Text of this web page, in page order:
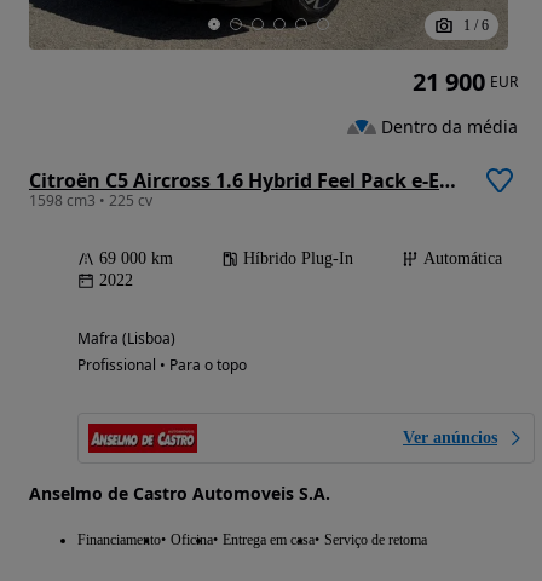
1 / 6
Citroën C5 Aircross 1.6 Hybrid Feel Pack e-EAT8
1598 cm3 • 225 cv
69 000 km Híbrido Plug-In
Automática
2022
Mafra (Lisboa)
Profissional • Para o topo
Ver anúncios
Anselmo de Castro Automoveis S.A.
Financiamento Oficina Entrega em casa Serviço de retoma
21 900 EUR
Dentro da média